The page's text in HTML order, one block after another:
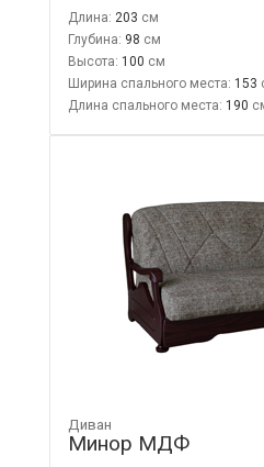
Длина: 203
Глубина: 98
Высота: 100
Ширина спального места: 153
Длина спального места: 190
Диван
Минор МДФ